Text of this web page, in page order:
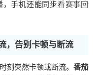
手机还能同步看赛事回
，告别卡顿与断流
刻突然卡顿或断流。 番茄